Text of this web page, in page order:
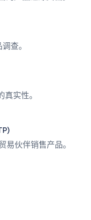
查。
实性。
易伙伴销售产品。